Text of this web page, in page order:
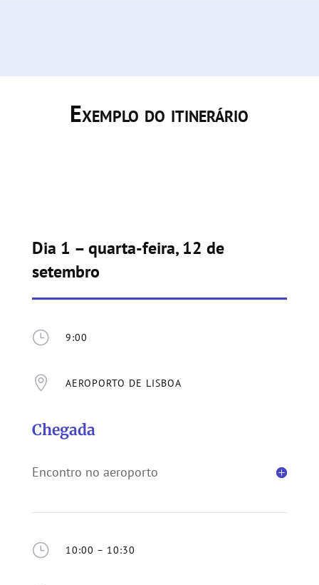
Exemplo do itinerário
Dia 1 – quarta-feira, 12 de
setembro
} 9:00
 AEROPORTO DE LISBOA
Chegada
Encontro no aeroporto
} 10:00 – 10:30